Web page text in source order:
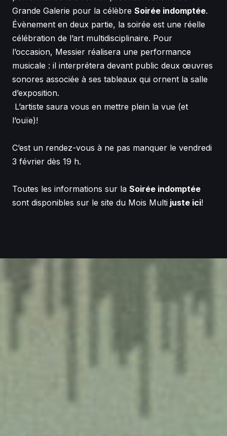
Grande Galerie pour la célèbre Soirée indomptée.
Évènement en deux partie, la soirée est une réelle
célébration de l’art multidisciplinaire. Pour
l’occasion, Messier réalisera une performance
musicale : il interprétera devant public deux œuvres
sonores associée à ses tableaux qui ornent la salle
d’exposition.
L’artiste saura vous en mettre plein la vue (et
l’ouïe)!
C’est un rendez-vous à ne pas manquer le vendredi
3 février dès 19 h.
Toutes les informations sur la Soirée indomptée
sont disponibles sur le site du Mois Multi juste ici!